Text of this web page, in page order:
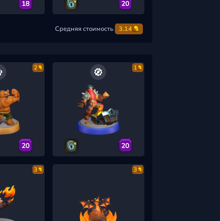
18 20
Средняя стоимость 3.14
2
20
1
20
3 3